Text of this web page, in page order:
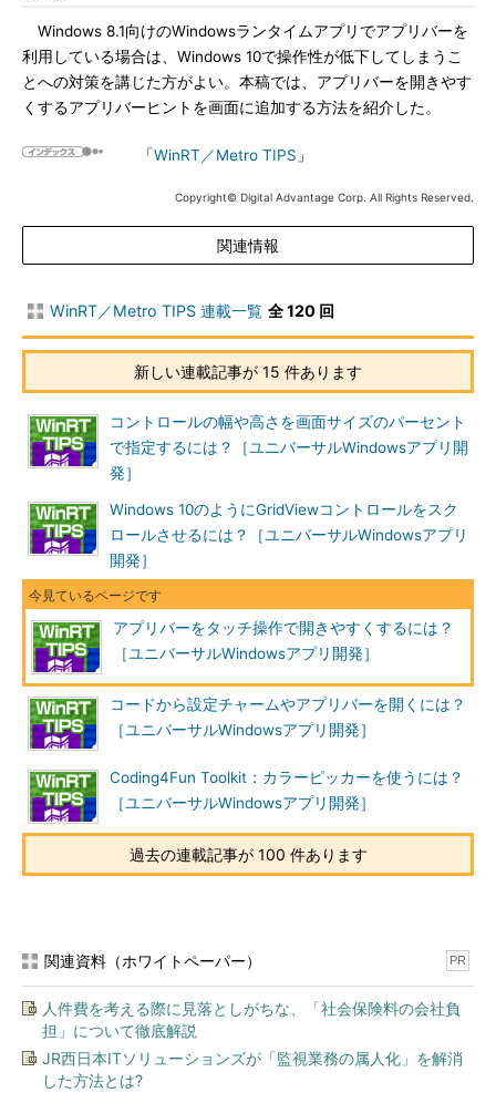
Windows 8.1向けのWindowsランタイムアプリでアプリバーを
利用している場合は、Windows 10で操作性が低下してしまうこ
とへの対策を講じた方がよい。本稿では、アプリバーを開きやす
くするアプリバーヒントを画面に追加する方法を紹介した。
「WinRT／Metro TIPS 」
Copyright© Digital Advantage Corp. All Rights Reserved.
関連情報
WinRT／Metro TIPS 連載一覧 全 120 回
新しい連載記事が 15 件あります
コントロールの幅や高さを画面サイズのパーセント
で指定するには？［ユニバーサルWindowsアプリ開
発］
Windows 10のようにGridViewコントロールをスク
ロールさせるには？［ユニバーサルWindowsアプリ
開発］
アプリバーをタッチ操作で開きやすくするには？
［ユニバーサルWindowsアプリ開発］
コードから設定チャームやアプリバーを開くには？
［ユニバーサルWindowsアプリ開発］
Coding4Fun Toolkit：カラーピッカーを使うには？
［ユニバーサルWindowsアプリ開発］
過去の連載記事が 100 件あります
関連資料（ホワイトペーパー） PR
人件費を考える際に見落としがちな、「社会保険料の会社負
担」について徹底解説
JR西日本ITソリューションズが「監視業務の属人化」を解消
した方法とは?